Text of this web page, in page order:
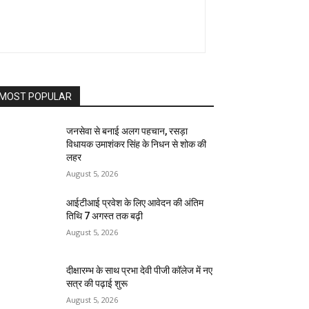
POPULAR
जनसेवा से बनाई अलग पहचान, रसड़ा
विधायक उमाशंकर सिंह के निधन से शोक की
लहर
August 5, 2026
आईटीआई प्रवेश के लिए आवेदन की अंतिम
तिथि 7 अगस्त तक बढ़ी
August 5, 2026
दीक्षारम्भ के साथ प्रभा देवी पीजी कॉलेज में नए
सत्र की पढ़ाई शुरू
August 5, 2026